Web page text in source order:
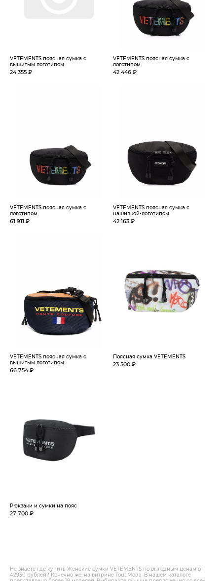
VETEMENTS поясная сумка с
вышитым логотипом
24 355 ₽
VETEMENTS поясная сумка с
логотипом
42 446 ₽
VETEMENTS поясная сумка с
логотипом
61 911 ₽
VETEMENTS поясная сумка с
нашивкой-логотипом
42 163 ₽
VETEMENTS поясная сумка с
вышитым логотипом
66 754 ₽
Поясная сумка VETEMENTS
23 500 ₽
Рюкзаки и сумки на пояс
27 700 ₽
Не знаете где купить Женские сумки VETEMENTS по выгодным ценам от
42930 рублей? Конечно же, на витрине Tout.Modа. В нашем каталоге